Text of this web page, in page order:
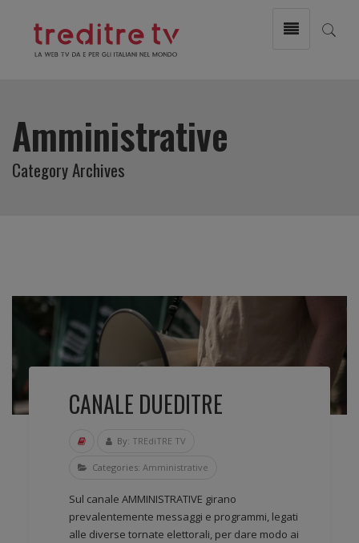
Amministrative
Category Archives
CANALE DUEDITRE
By: TREdiTRE TV
Categories: Amministrative
Sul canale AMMINISTRATIVE girano
prevalentemente messaggi e programmi, legati
alle diverse tornate elettorali, per dare modo ai